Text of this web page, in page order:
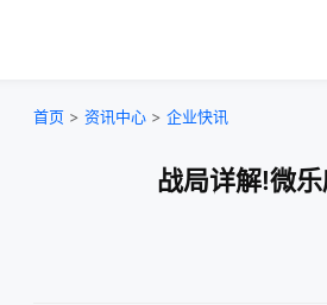
首页 > 资讯中心 > 企业快讯
战局详解!微